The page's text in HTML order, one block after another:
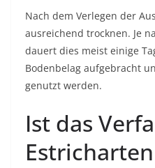
Nach dem Verlegen der
ausreichend trocknen. Je
dauert dies meist einige
Bodenbelag aufgebracht
genutzt werden.
Ist das